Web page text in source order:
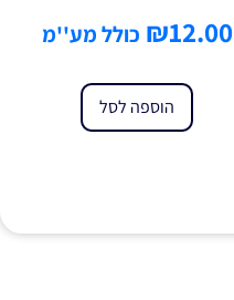
₪12.00 כולל מע''מ
הוספה לסל